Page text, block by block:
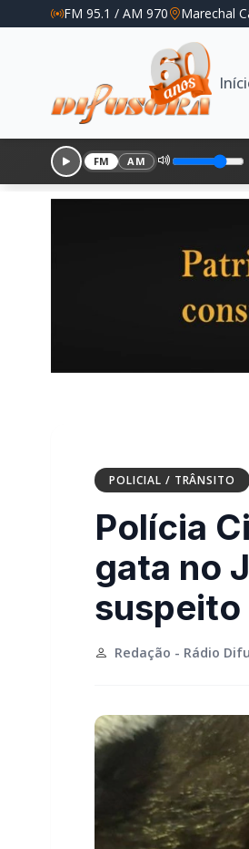
FM 95.1 / AM 970 Marechal
FM AM
POLICIAL / TRÂNSITO
Polícia
gata no
suspeito
Redação - Rádio